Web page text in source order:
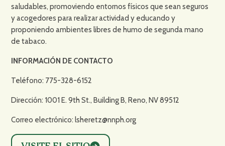
saludables, promoviendo entornos físicos que sean seguros
y acogedores para realizar actividad y educando y
proponiendo ambientes libres de humo de segunda mano
de tabaco.
INFORMACIÓN DE CONTACTO
Teléfono: 775-328-6152
Dirección: 1001 E. 9th St., Building B, Reno, NV 89512
Correo electrónico: lsheretz@nnph.org